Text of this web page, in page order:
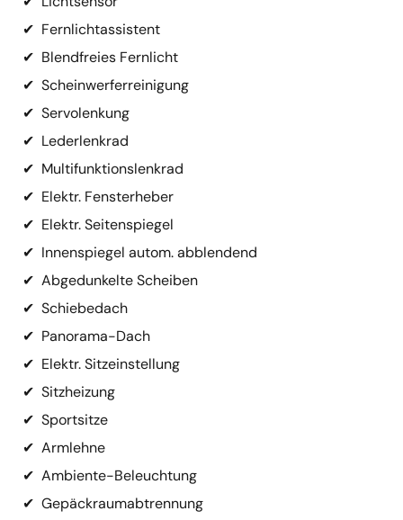
✔ Fernlichtassistent
✔ Blendfreies Fernlicht
✔ Scheinwerferreinigung
✔ Servolenkung
✔ Lederlenkrad
✔ Multifunktionslenkrad
✔ Elektr. Fensterheber
✔ Elektr. Seitenspiegel
✔ Innenspiegel autom. abblendend
✔ Abgedunkelte Scheiben
✔ Schiebedach
✔ Panorama-Dach
✔ Elektr. Sitzeinstellung
✔ Sitzheizung
✔ Sportsitze
✔ Armlehne
✔ Ambiente-Beleuchtung
✔ Gepäckraumabtrennung